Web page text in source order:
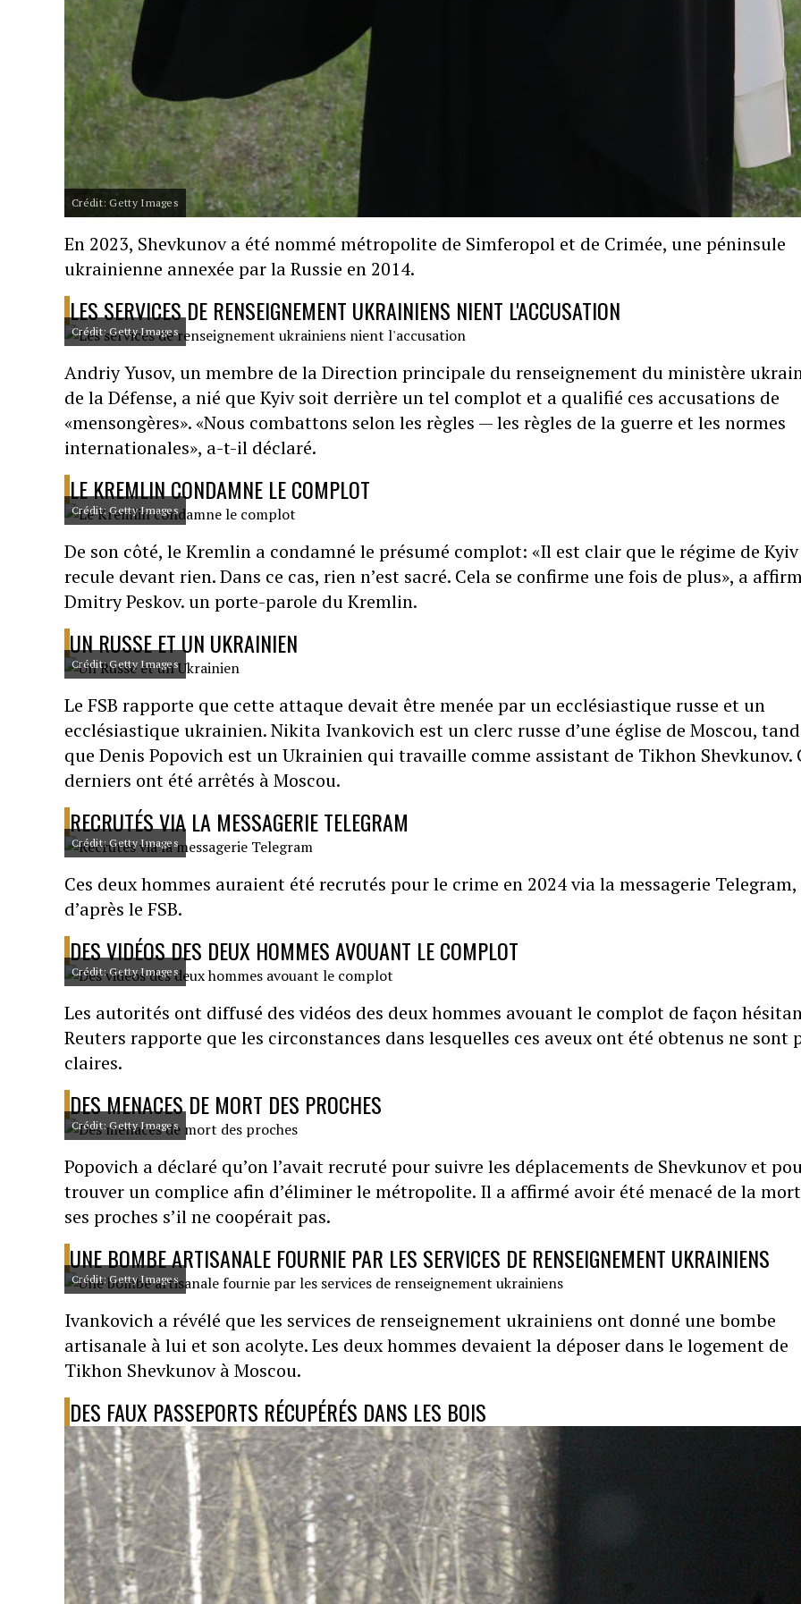
Crédit: Getty Images
En 2023, Shevkunov a été nommé métropolite de Simferopol et de Crimée, une péninsule
ukrainienne annexée par la Russie en 2014.
LES SERVICES DE RENSEIGNEMENT UKRAINIENS NIENT L'ACCUSATION
Crédit: Getty Images
Andriy Yusov, un membre de la Direction principale du renseignement du ministère
de la Défense, a nié que Kyiv soit derrière un tel complot et a qualifié ces accusations de
«mensongères». «Nous combattons selon les règles — les règles de la guerre et les normes
internationales», a-t-il déclaré.
LE KREMLIN CONDAMNE LE COMPLOT
Crédit: Getty Images
De son côté, le Kremlin a condamné le présumé complot: «Il est clair que le régime de
recule devant rien. Dans ce cas, rien n’est sacré. Cela se confirme une fois de plus», a
Dmitry Peskov. un porte-parole du Kremlin.
UN RUSSE ET UN UKRAINIEN
Crédit: Getty Images
Le FSB rapporte que cette attaque devait être menée par un ecclésiastique russe et un
ecclésiastique ukrainien. Nikita Ivankovich est un clerc russe d’une église de Moscou,
que Denis Popovich est un Ukrainien qui travaille comme assistant de Tikhon Shevkunov.
derniers ont été arrêtés à Moscou.
RECRUTÉS VIA LA MESSAGERIE TELEGRAM
Crédit: Getty Images
Ces deux hommes auraient été recrutés pour le crime en 2024 via la messagerie Telegram,
d’après le FSB.
DES VIDÉOS DES DEUX HOMMES AVOUANT LE COMPLOT
Crédit: Getty Images
Les autorités ont diffusé des vidéos des deux hommes avouant le complot de façon
Reuters rapporte que les circonstances dans lesquelles ces aveux ont été obtenus ne sont
claires.
DES MENACES DE MORT DES PROCHES
Crédit: Getty Images
Popovich a déclaré qu’on l’avait recruté pour suivre les déplacements de Shevkunov et
trouver un complice afin d’éliminer le métropolite. Il a affirmé avoir été menacé de la
ses proches s’il ne coopérait pas.
UNE BOMBE ARTISANALE FOURNIE PAR LES SERVICES DE RENSEIGNEMENT UKRAINIENS
Crédit: Getty Images
Ivankovich a révélé que les services de renseignement ukrainiens ont donné une bombe
artisanale à lui et son acolyte. Les deux hommes devaient la déposer dans le logement de
Tikhon Shevkunov à Moscou.
DES FAUX PASSEPORTS RÉCUPÉRÉS DANS LES BOIS